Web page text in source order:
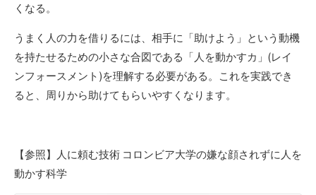
くなる。
うまく人の力を借りるには、相手に「助けよう」という動機
を持たせるための小さな合図である「人を動かすカ」(レイ
ンフォースメント)を理解する必要がある。これを実践でき
ると、周りから助けてもらいやすくなります。
【参照】人に頼む技術 コロンビア大学の嫌な顔されずに人を
動かす科学